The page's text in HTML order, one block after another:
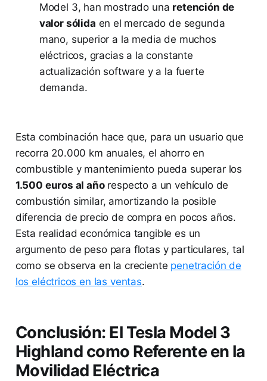
Model 3, han mostrado una retención de
valor sólida en el mercado de segunda
mano, superior a la media de muchos
eléctricos, gracias a la constante
actualización software y a la fuerte
demanda.
Esta combinación hace que, para un usuario que
recorra 20.000 km anuales, el ahorro en
combustible y mantenimiento pueda superar los
1.500 euros al añorespecto a un vehículo de
combustión similar, amortizando la posible
diferencia de precio de compra en pocos años.
Esta realidad económica tangible es un
argumento de peso para flotas y particulares, tal
como se observa en la creciente penetración de
los eléctricos en las ventas.
Conclusión: El Tesla Model 3
Highland como Referente en la
Movilidad Eléctrica